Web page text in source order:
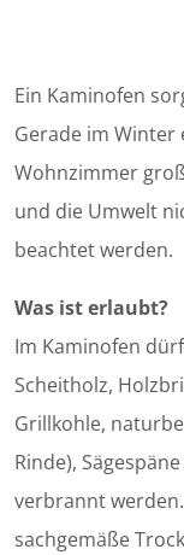
Ein Kaminofen
Gerade im Winter
Wohnzimmer
und die Umwelt
beachtet werden.
Was ist erlaubt?
Im Kaminofen
Scheitholz,
Grillkohle,
Rinde),
verbrannt
sachgemäße